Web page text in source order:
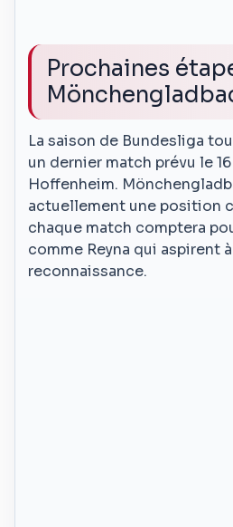
Prochaines
La saison de Bundesliga
un dernier match prévu le
Hoffenheim.
actuellement une position
chaque match comptera
comme Reyna qui aspirent
reconnaissance.